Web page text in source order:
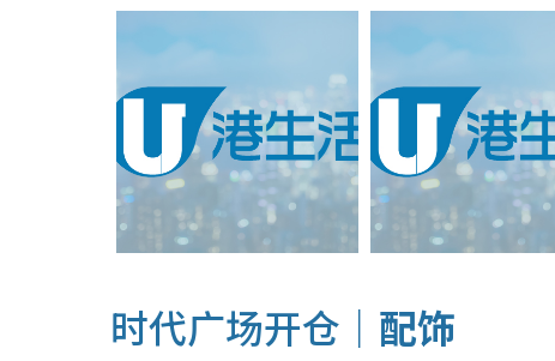
时代广场开仓｜ 配饰